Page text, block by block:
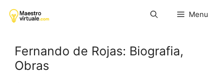
para
Menu
Fernando de Rojas: Biografia,
Obras